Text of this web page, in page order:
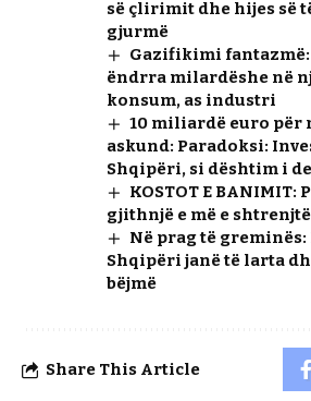
së çlirimit dhe hijes së
gjurmë
Gazifikimi
ëndrra milardëshe në
konsum, as industri
10 miliardë euro për
askund: Paradoksi:
Shqipëri, si dështim i
KOSTOT E BANIMIT:
gjithnjë e më e
Në prag të greminës:
Shqipëri janë të larta
bëjmë
Share This Article